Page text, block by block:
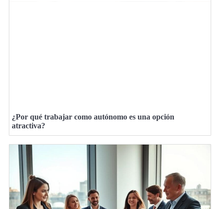
¿Por qué trabajar como autónomo es una opción
atractiva?